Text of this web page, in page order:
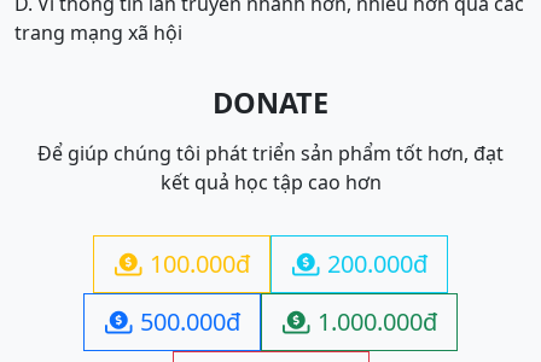
trang mạng xã hội
DONATE
Để giúp chúng tôi phát triển sản phẩm tốt hơn, đạt
kết quả học tập cao hơn
 100.000đ  200.000đ
 500.000đ  1.000.000đ